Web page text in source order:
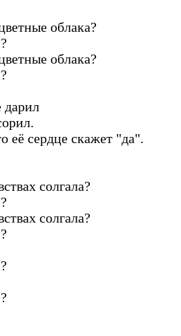
облака?
облака?
дарил
её сердце скажет "да".
солгала?
солгала?